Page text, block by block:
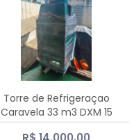
Torre de Refrigeraçao
Caravela 33 m3 DXM 15